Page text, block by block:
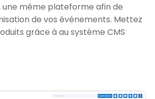
une même plateforme afin de
de vos événements. Mettez
grâce à au système CMS